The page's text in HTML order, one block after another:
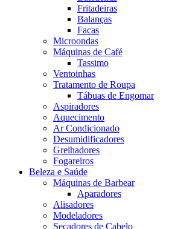
Fritadeiras
Balanças
Facas
Microondas
Máquinas de Café
Tassimo
Ventoinhas
Tratamento de Roupa
Tábuas de Engomar
Aspiradores
Aquecimento
Ar Condicionado
Desumidificadores
Grelhadores
Fogareiros
Beleza e Saúde
Máquinas de Barbear
Aparadores
Alisadores
Modeladores
Secadores de Cabelo